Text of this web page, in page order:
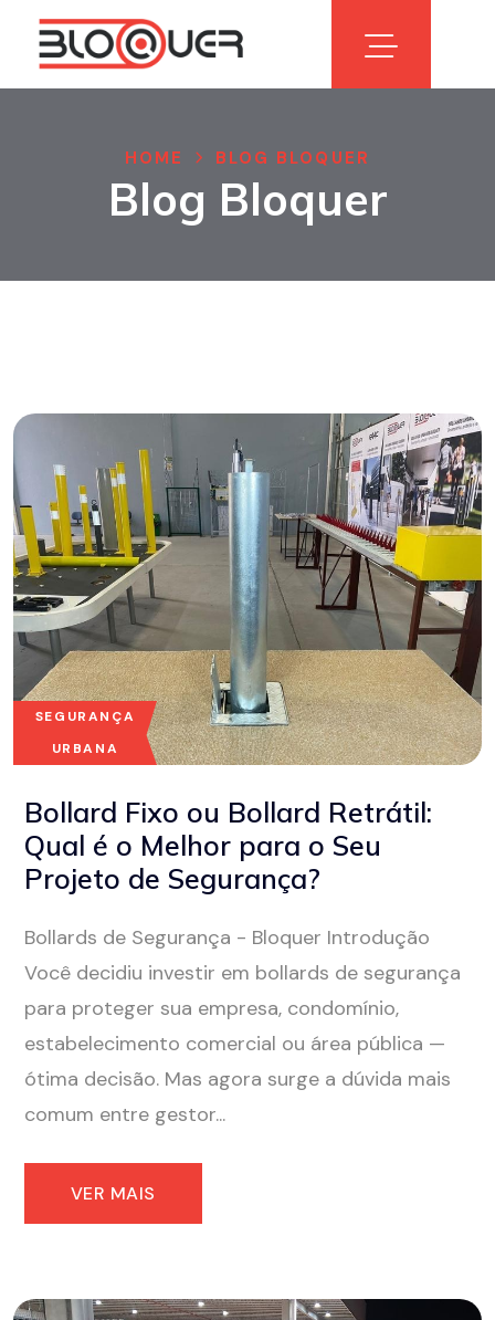
HOME BLOG BLOQUER
Blog Bloquer
SEGURANÇA
URBANA
Bollard Fixo ou Bollard Retrátil:
Qual é o Melhor para o Seu
Projeto de Segurança?
Bollards de Segurança - Bloquer Introdução
Você decidiu investir em bollards de segurança
para proteger sua empresa, condomínio,
estabelecimento comercial ou área pública —
ótima decisão. Mas agora surge a dúvida mais
comum entre gestor...
VER MAIS